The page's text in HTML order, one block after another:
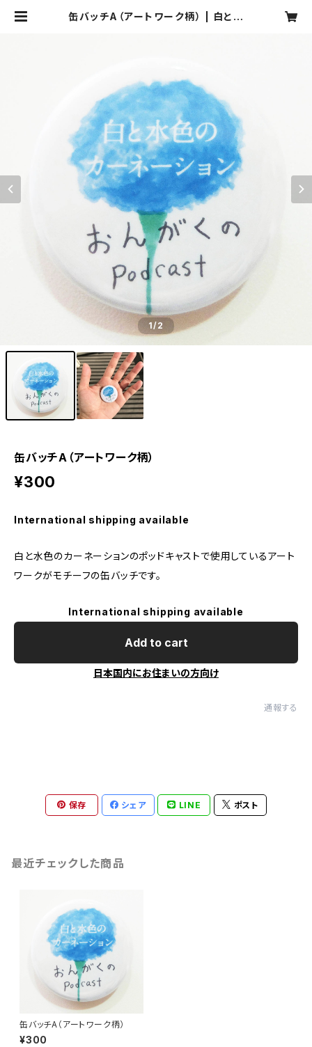
缶バッチA（アートワーク柄） | 白と水
1/2
缶バッチA（アートワーク柄）
¥300
International shipping available
白と水色のカーネーションのポッドキャストで使用しているアート
ワークがモチーフの缶バッチです。
International shipping available
Add to cart
日本国内にお住まいの方向け
通報する
保存 シェア LINE ポスト
最近チェックした商品
缶バッチA（アートワーク柄）
¥300